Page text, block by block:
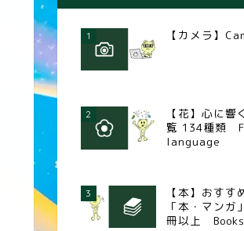
1 【カメラ】
2
【花】心に響
覧 134種類
language
3
【本】おすす
「本・マンガ
冊以上 Books